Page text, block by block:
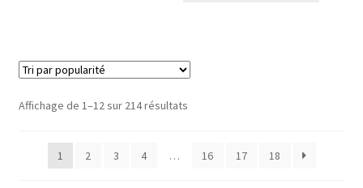
Affichage de 1–12 sur 214 résultatsTrié
1
2 3 4 … 16 17 18